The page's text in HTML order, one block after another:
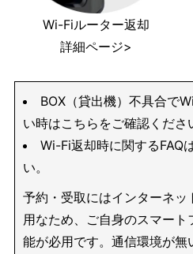
Wi-Fiルーター返却
詳細ページ>
BOX（貸出機）不具合で
い時はこちらをご確認くださ
Wi-Fi返却時に関するFAQ
い。
予約・受取にはインターネッ
用なため、ご自身のスマー
能が必用です。通信環境が無